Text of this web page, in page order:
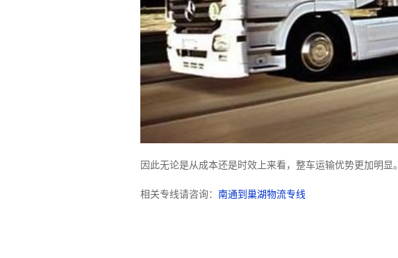
因此无论是从成本还是时效上来看，整车运输优势更加明显。
相关专线请咨询： 南通到巢湖物流专线